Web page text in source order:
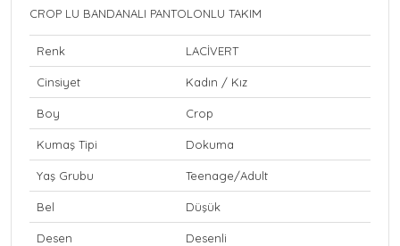
CROP LU BANDANALI PANTOLONLU TAKIM
Renk LACİVERT
Cinsiyet Kadın / Kız
Boy Crop
Kumaş Tipi Dokuma
Yaş Grubu Teenage/Adult
Bel Düşük
Desen Desenli